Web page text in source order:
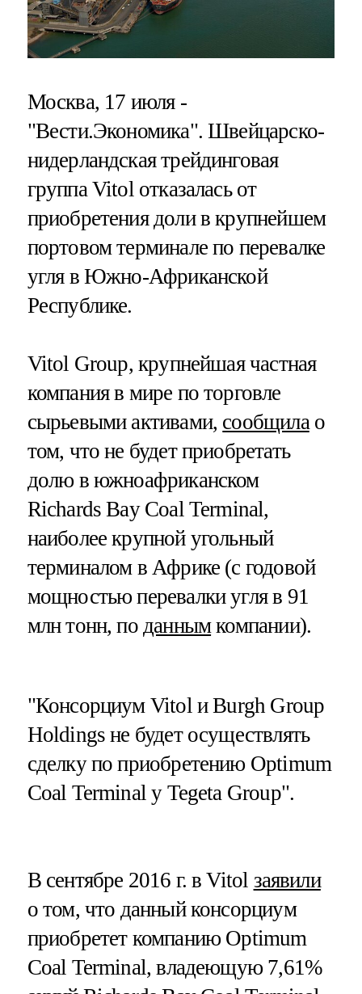
Москва, 17 июля -
"Вести.Экономика".Швейцарско-
нидерландская трейдинговая
группа Vitol отказалась от
приобретения доли в крупнейшем
портовом терминале по перевалке
угля в Южно-Африканской
Республике.
Vitol Group, крупнейшая частная
компания в мире по торговле
сырьевыми активами, сообщилао
том, что не будет приобретать
долю в южноафриканском
Richards Bay Coal Terminal,
наиболее крупной угольный
терминалом в Африке (с годовой
мощностью перевалки угля в 91
млн тонн, по даннымкомпании).
"Консорциум Vitol и Burgh Group
Holdings не будет осуществлять
сделку по приобретению Optimum
Coal Terminal у Tegeta Group".
В сентябре 2016 г. в Vitol заявили
о том, что данный консорциум
приобретет компанию Optimum
Coal Terminal, владеющую 7,61%